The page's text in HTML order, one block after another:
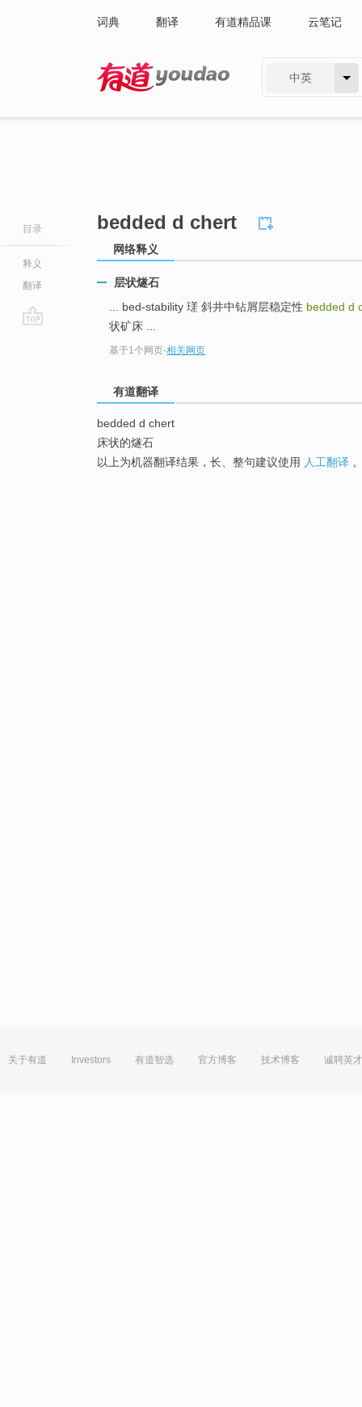
词典 翻译 有道精品课 云笔记
中英
目录
释义
翻译
bedded d chert
网络释义
层状燧石
... bed-stability 瑳 斜井中钻屑层稳定性 bedded d
状矿床 ...
基于1个网页-相关网页
有道翻译
bedded d chert
床状的燧石
以上为机器翻译结果，长、整句建议使用 人工翻译
关于有道 Investors 有道智选 官方博客 技术博客 诚聘英才